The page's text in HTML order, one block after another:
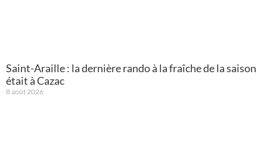
Saint-Araille : la dernière rando à la fraîche de la saison
était à Cazac
8 août 2026